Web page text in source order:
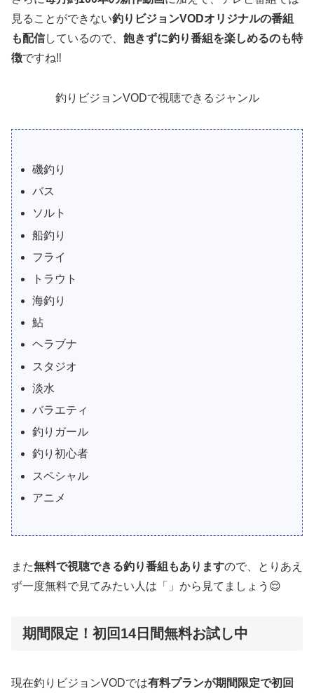
見ることができない釣りビジョンVODオリジナルの番組
も配信しているので、 飽きずに釣り番組を楽しめるのも特
徴ですね‼️
釣りビジョンVODで視聴できるジャンル
磯釣り
バス
ソルト
船釣り
フライ
トラウト
海釣り
鮎
ヘラブナ
スタジオ
淡水
バラエティ
釣りガール
釣り初心者
スペシャル
アニメ
また無料で視聴できる釣り番組もありますので、とりあえ
ず一度無料で見てみたい人は「」から見てましょう😌
期間限定！初回14日間無料お試し中
現在釣りビジョンVODでは有料プランが期間限定で初回